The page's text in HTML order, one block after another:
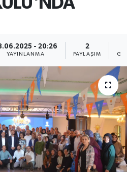
- 20:26
YAYINLANMA
2
PAYLAŞIM